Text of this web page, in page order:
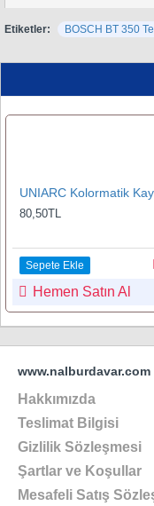
Etiketler: BOSCH BT 350
80,50TL
Sepete Ekle
Hemen Satın Al
www.nalburdavar.com
Hakkımızda
Teslimat Bilgisi
Gizlilik Sözleşmesi
Şartlar ve Koşullar
Mesafeli Satış